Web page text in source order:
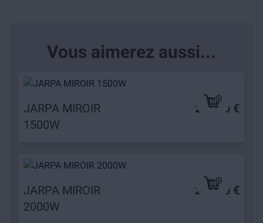
Vous aimerez aussi...
JARPA MIROIR
1500W
209,90 €
JARPA MIROIR
2000W
239,90 €